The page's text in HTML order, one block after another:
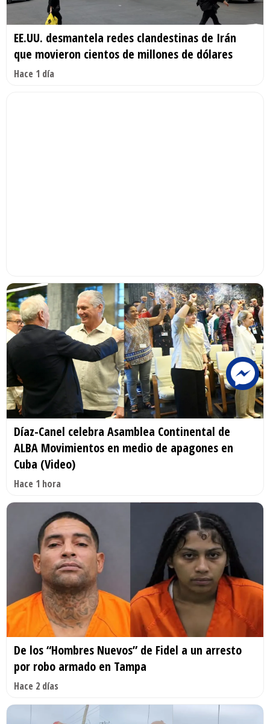
EE.UU. desmantela redes clandestinas de Irán
que movieron cientos de millones de dólares
Hace 1 día
Díaz-Canel celebra Asamblea Continental de
ALBA Movimientos en medio de apagones en
Cuba (Video)
Hace 1 hora
De los “Hombres Nuevos” de Fidel a un arresto
por robo armado en Tampa
Hace 2 días